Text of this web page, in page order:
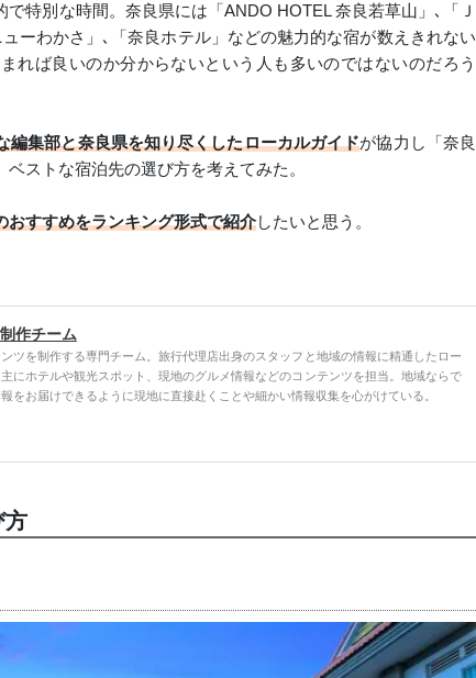
特別な時間。奈良県には「ANDO HOTEL 奈良若草山」､「Ｊ
ーわかさ」､「奈良ホテル」などの魅力的な宿が数えきれない
れば良いのか分からないという人も多いのではないのだろう
編集部と奈良県を知り尽くしたローカルガイドが協力し「奈良
ストな宿泊先の選び方を考えてみた。
おすすめをランキング形式で紹介したいと思う。
作チーム
ツを制作する専門チーム。旅行代理店出身のスタッフと地域の情報に精通したロー
にホテルや観光スポット、現地のグルメ情報などのコンテンツを担当。地域ならで
をお届けできるように現地に直接赴くことや細かい情報収集を心がけている。
方